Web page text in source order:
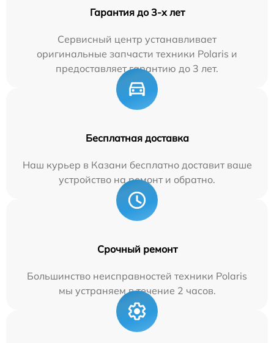
Гарантия до 3-х лет
Сервисный центр устанавливает
оригинальные запчасти техники Polaris и
предоставляет гарантию до 3 лет.
Бесплатная доставка
Наш курьер в Казани бесплатно доставит ваше
устройство на ремонт и обратно.
Срочный ремонт
Большинство неисправностей техники Polaris
мы устраняем в течение 2 часов.